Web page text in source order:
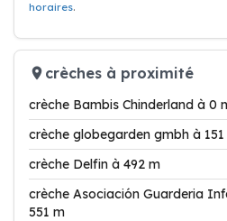
horaires.
crèches à proximité
crèche Bambis Chinderland à 0
crèche globegarden gmbh à
crèche Delfin à 492 m
crèche Asociación Guarderia
551 m